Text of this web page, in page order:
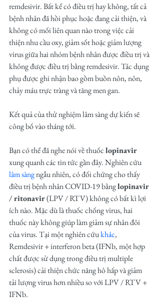
remdesivir. Bất kể có điều trị hay không, tất cả
bệnh nhân đã hồi phục hoặc đang cải thiện, và
không có mối liên quan nào trong việc cải
thiện nhu cầu oxy, giảm sốt hoặc giảm lượng
virus giữa hai nhóm bệnh nhân được điều trị và
không được điều trị bằng remdesivir. Tác dụng
phụ được ghi nhận bao gồm buồn nôn, nôn,
chảy máu trực tràng và tăng men gan.
Kết quả của thử nghiệm lâm sàng dự kiến sẽ
công bố ​​vào tháng tới.
Bạn có thể đã nghe nói về thuốc lopinavir
xung quanh các tin tức gần đây. Nghiên cứu
lâm sàng ngẫu nhiên, có đối chứng cho thấy
điều trị bệnh nhân COVID-19 bằng lopinavir
/ ritonavir (LPV / RTV) không có bất kì lợi
ích nào. Mặc dù là thuốc chống virus, hai
thuốc này không giúp làm giảm sự nhân đôi
của virus. Tại một nghiên cứu khác,
Remdesivir + interferon beta (IFNb, một hợp
chất được sử dụng trong điều trị multiple
sclerosis) cải thiện chức năng hô hấp và giảm
tải lượng virus hơn nhiều so với LPV / RTV +
IFNb.